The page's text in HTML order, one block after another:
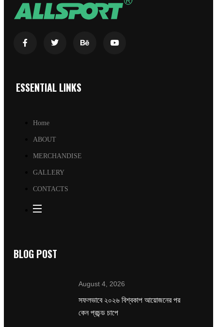
ESSENTIAL LINKS
Home
ABOUT
MERCHANDISE
GALLERY
CONTACTS
BLOG POST
August 4, 2026
সফলভাবে ২০২৬ বিশ্বকাপ আয়োজনের পর
কেন প্রচন্ড চাপে